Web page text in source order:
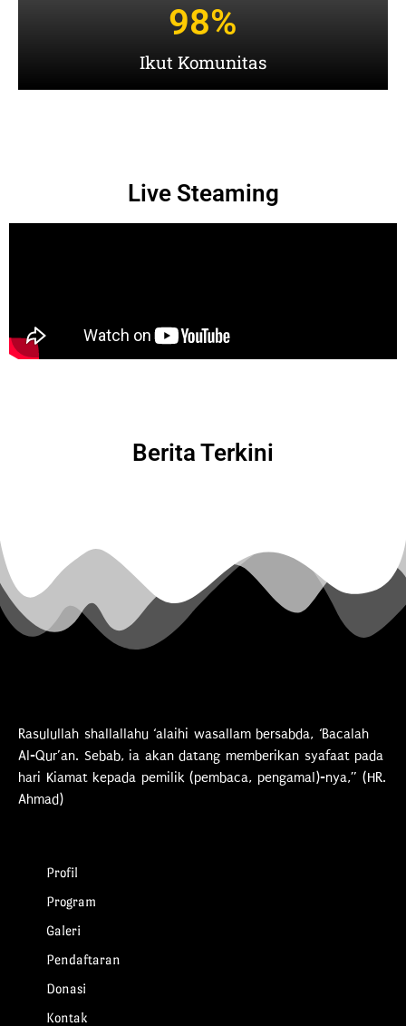
Ikut Komunitas
99%
Live Steaming
Berita Terkini
Rasulullah shallallahu ‘alaihi wasallam bersabda, ‘Bacalah
Al-Qur’an. Sebab, ia akan datang memberikan syafaat pada
hari Kiamat kepada pemilik (pembaca, pengamal)-nya,” (HR.
Ahmad)
Profil
Program
Galeri
Pendaftaran
Donasi
Kontak